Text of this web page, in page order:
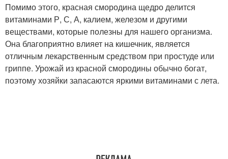
Помимо этого, красная смородина щедро делится
витаминами Р, С, А, калием, железом и другими
веществами, которые полезны для нашего организма.
Она благоприятно влияет на кишечник, является
отличным лекарственным средством при простуде или
гриппе. Урожай из красной смородины обычно богат,
поэтому хозяйки запасаются яркими витаминами с лета.